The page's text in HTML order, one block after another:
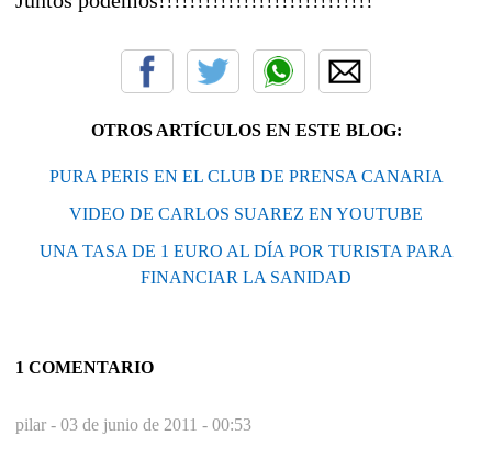
OTROS ARTÍCULOS EN ESTE BLOG:
PURA PERIS EN EL CLUB DE PRENSA CANARIA
VIDEO DE CARLOS SUAREZ EN YOUTUBE
UNA TASA DE 1 EURO AL DÍA POR TURISTA PARA
FINANCIAR LA SANIDAD
1 COMENTARIO
pilar - 03 de junio de 2011 - 00:53